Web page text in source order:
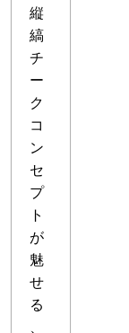
縦
縞
チ
ー
ク
コ
ン
セ
プ
ト
が
魅
せ
る